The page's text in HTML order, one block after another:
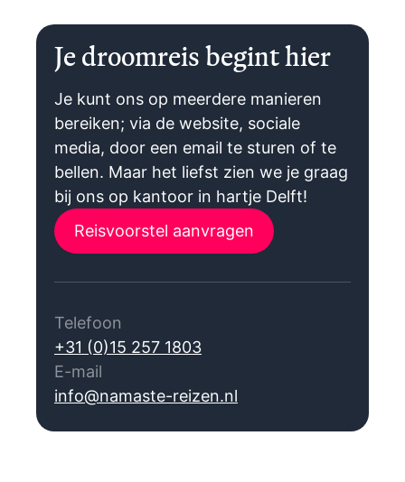
Je droomreis begint hier
Je kunt ons op meerdere manieren
bereiken; via de website, sociale
media, door een email te sturen of te
bellen. Maar het liefst zien we je graag
bij ons op kantoor in hartje Delft!
Reisvoorstel aanvragen
Telefoon
+31 (0)15 257 1803
E-mail
info@namaste-reizen.nl